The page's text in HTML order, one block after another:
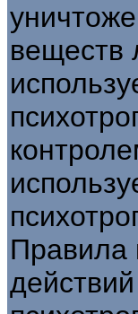
веществ
Правила